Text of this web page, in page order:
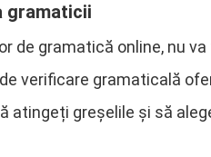
gramaticii
de gramatică online, nu
verificare gramaticală
atingeți greșelile și să